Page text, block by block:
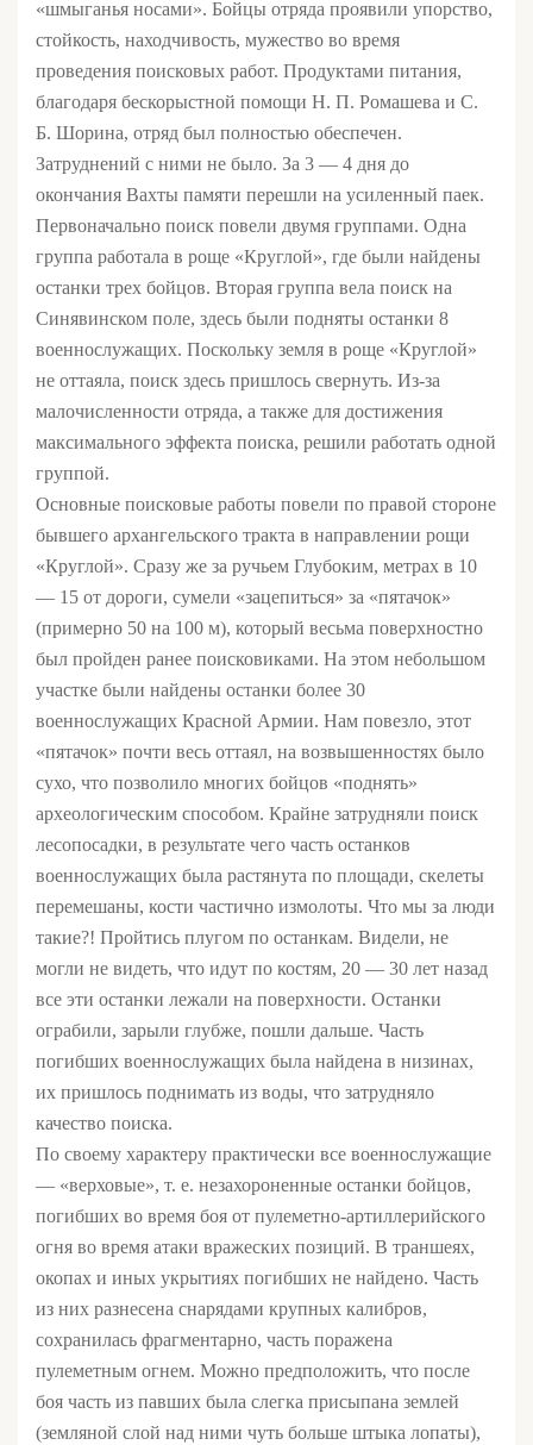
«шмыганья носами». Бойцы отряда проявили упорство,
стойкость, находчивость, мужество во время
проведения поисковых работ. Продуктами питания,
благодаря бескорыстной помощи Н. П. Ромашева и С.
Б. Шорина, отряд был полностью обеспечен.
Затруднений с ними не было. За 3 — 4 дня до
окончания Вахты памяти перешли на усиленный паек.
Первоначально поиск повели двумя группами. Одна
группа работала в роще «Круглой», где были найдены
останки трех бойцов. Вторая группа вела поиск на
Синявинском поле, здесь были подняты останки 8
военнослужащих. Поскольку земля в роще «Круглой»
не оттаяла, поиск здесь пришлось свернуть. Из-за
малочисленности отряда, а также для достижения
максимального эффекта поиска, решили работать одной
группой.
Основные поисковые работы повели по правой стороне
бывшего архангельского тракта в направлении рощи
«Круглой». Сразу же за ручьем Глубоким, метрах в 10
— 15 от дороги, сумели «зацепиться» за «пятачок»
(примерно 50 на 100 м), который весьма поверхностно
был пройден ранее поисковиками. На этом небольшом
участке были найдены останки более 30
военнослужащих Красной Армии. Нам повезло, этот
«пятачок» почти весь оттаял, на возвышенностях было
сухо, что позволило многих бойцов «поднять»
археологическим способом. Крайне затрудняли поиск
лесопосадки, в результате чего часть останков
военнослужащих была растянута по площади, скелеты
перемешаны, кости частично измолоты. Что мы за люди
такие?! Пройтись плугом по останкам. Видели, не
могли не видеть, что идут по костям, 20 — 30 лет назад
все эти останки лежали на поверхности. Останки
ограбили, зарыли глубже, пошли дальше. Часть
погибших военнослужащих была найдена в низинах,
их пришлось поднимать из воды, что затрудняло
качество поиска.
По своему характеру практически все военнослужащие
— «верховые», т. е. незахороненные останки бойцов,
погибших во время боя от пулеметно-артиллерийского
огня во время атаки вражеских позиций. В траншеях,
окопах и иных укрытиях погибших не найдено. Часть
из них разнесена снарядами крупных калибров,
сохранилась фрагментарно, часть поражена
пулеметным огнем. Можно предположить, что после
боя часть из павших была слегка присыпана землей
(земляной слой над ними чуть больше штыка лопаты),